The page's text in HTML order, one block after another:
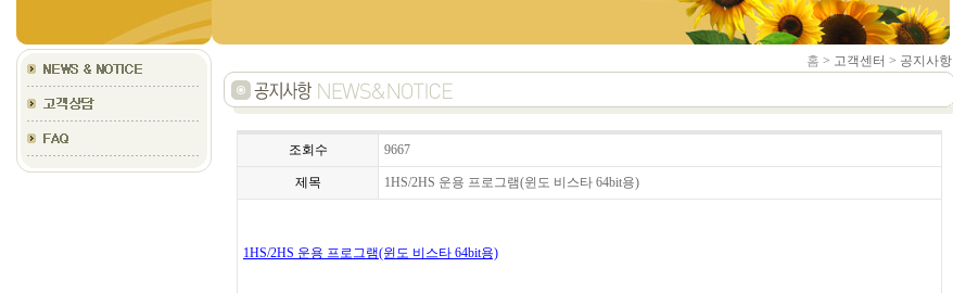
홈 > 고객센터 > 공지사항
조회수 9667
제목 1HS/2HS 운용 프로그램(윈도 비스타 64bit용)
1HS/2HS 운용 프로그램(윈도 비스타 64bit용)